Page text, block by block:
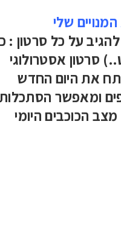
שלי
על כל סרטון :
סרטון אסטרולוגי
את היום החדש
ומאפשר הסתכלות
הכוכבים היומי